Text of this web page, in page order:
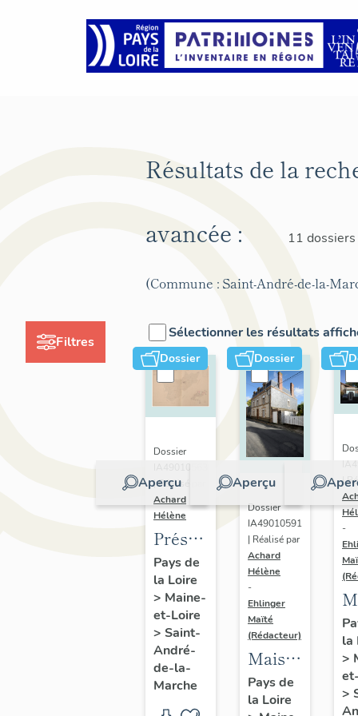
Filtres
Résultats de la
avancée :
11 dossiers
(Commune : Saint-André-de-la-
Sélectionner les résultats
Dossier
Aperçu
Dossier
IA49010563
| Réalisé par
Achard
Hélène
Présentation
du
patrimoine
industriel
de la
commune
de
Saint-
Pays de
la Loire
> Maine-
et-Loire
> Saint-
André-
de-la-
Marche
Dossier
Aperçu
Dossier
IA49010591
| Réalisé par
Achard
Hélène
-
Ehlinger
Maïté
(Rédacteur)
Maison
de
l'industriel
Pays de
la Loire
|
-
la
>
>